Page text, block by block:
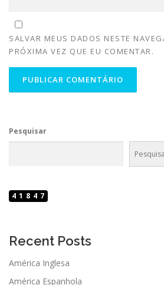
SALVAR MEUS DADOS NESTE
PRÓXIMA VEZ QUE EU COMENTAR.
Pesquisar
41847
Recent Posts
América Inglesa
América Espanhola